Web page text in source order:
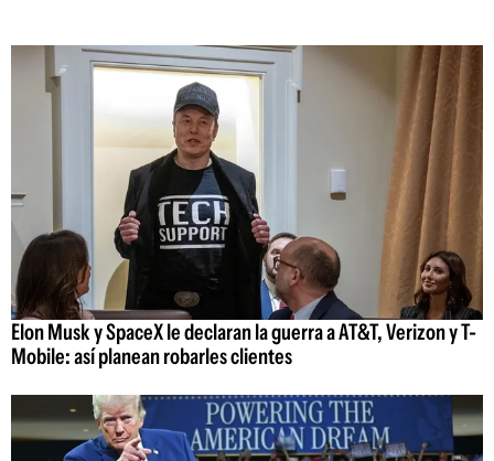
Elon Musk y SpaceX le declaran la guerra a AT&T, Verizon y T-
Mobile: así planean robarles clientes